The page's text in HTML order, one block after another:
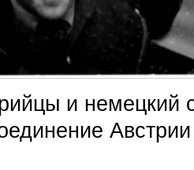
и немецкий